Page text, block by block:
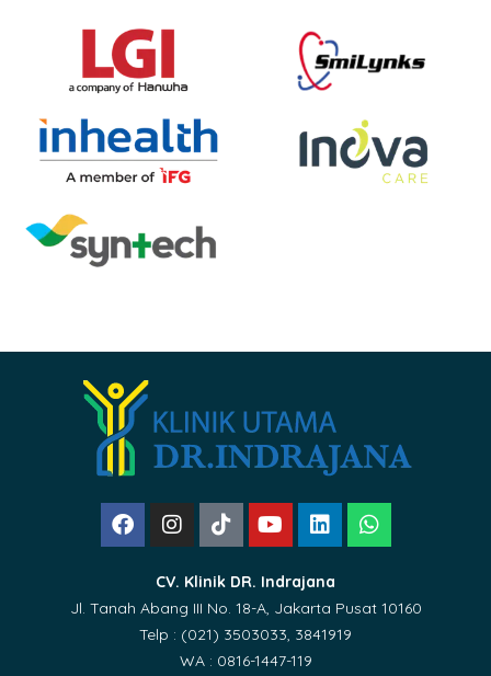
CV. Klinik DR. Indrajana
Jl. Tanah Abang III No. 18-A, Jakarta Pusat 10160
Telp : (021) 3503033, 3841919
WA : 0816-1447-119